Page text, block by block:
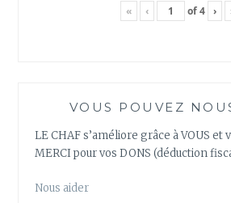
« ‹ of4 ›
VOUS POUVEZ
LE CHAF s’améliore grâce à VOUS et
MERCI pour vos DONS (déduction
Nous aider